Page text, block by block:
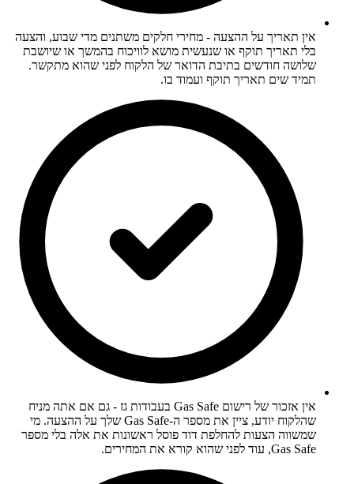
אין תאריך על ההצעה - מחירי חלקים משתנים מדי שבוע, והצעה
בלי תאריך תוקף או שנעשית מושא לוויכוח בהמשך או שיושבת
שלושה חודשים בתיבת הדואר של הלקוח לפני שהוא מתקשר.
תמיד שים תאריך תוקף ועמוד בו.
אין אזכור של רישום Gas Safe בעבודות גז - גם אם אתה מניח
שהלקוח יודע, ציין את מספר ה-Gas Safe שלך על ההצעה. מי
שמשווה הצעות להחלפת דוד פוסל ראשונות את אלה בלי מספר
Gas Safe, עוד לפני שהוא קורא את המחירים.